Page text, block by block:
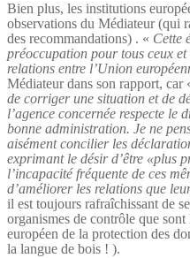
Bien plus, les institutions
observations du Médiateur (qui
des recommandations) . « Cette
préoccupation pour tous ceux
relations entre l’Union
Médiateur dans son rapport, car
de corriger une situation et de
l’agence concernée respecte le
bonne administration. Je ne
aisément concilier les
exprimant le désir d’être «plus
l’incapacité fréquente de ces
d’améliorer les relations que
il est toujours rafraîchissant de
organismes de contrôle que
européen de la protection des
la langue de bois ! ).